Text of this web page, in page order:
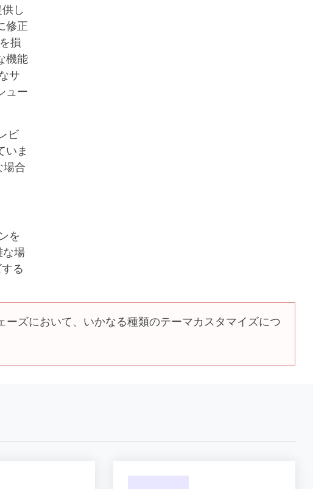
し
修正
損
機能
サ
ュー
ビ
いま
場合
を
場
る
ズにおいて、いかなる種類のテーマカスタマイズにつ